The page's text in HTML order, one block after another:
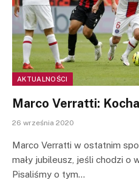
AKTUALNOŚCI
Marco Verratti:
26 września 2020
Marco Verratti w ostatnim
mały jubileusz, jeśli chodzi o
Pisaliśmy o tym…